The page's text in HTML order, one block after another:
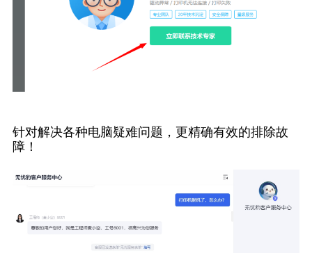
针对解决各种电脑疑难问题，更精确有效的排除故
障！